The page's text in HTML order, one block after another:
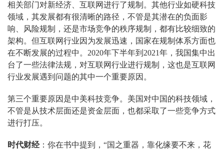
相关部门对新经济、互联网进行了规制。其他行业如硬科技
领域，其发展都有很清晰的路径，不管是其潜在的负面影
响、风险规制，还是市场竞争的秩序规制，都有比较细致的
架构。但互联网行业因为发展迅速，国家在规制体系方面也
在不断发展的过程中。2020年下半年到2021年，我国集中出
台了一些法律法规，对互联网行业进行规制，这也是互联网
行业发展遇到问题的其中一个重要原因。
第三个重要原因是中美科技竞争。美国对中国的科技领域，
不管是从技术层面还是资金层面，也都采取了一些竞争方式
进行打压。
时代财经：你在书中提到，“国之重器，靠化缘要不来，花